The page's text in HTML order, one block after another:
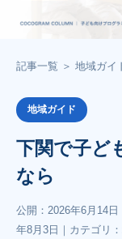
記事一覧 ＞ 地域ガイ
地域ガイド
下関で子ど
なら
公開： 2026年6月14日
年8月3日 ｜カテゴリ